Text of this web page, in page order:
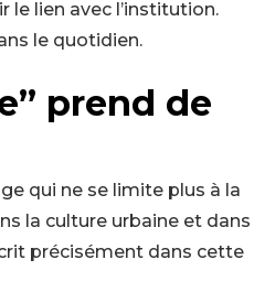
le lien avec l’institution.
le quotidien.
prend de
qui ne se limite plus à la
la culture urbaine et dans
précisément dans cette